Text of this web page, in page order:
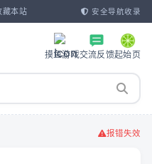
本站 安全导航收录
摸鱼游戏交流反馈起始页
报错失效